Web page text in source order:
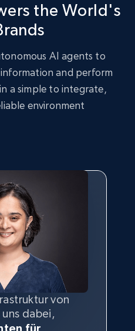
the World's
AI agents to
and perform
a simple to integrate,
environment
von
dabei,
für